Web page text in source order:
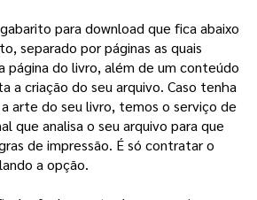
para download que fica abaixo
separado por páginas as quais
página do livro, além de um conteúdo
a criação do seu arquivo. Caso tenha
arte do seu livro, temos o serviço de
que analisa o seu arquivo para que
de impressão. É só contratar o
a opção.